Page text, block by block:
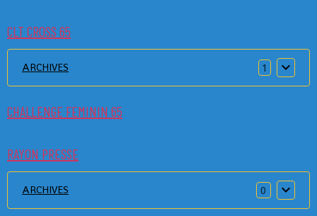
CLT CROSS 65
ARCHIVES 1
CHALLENGE FEMININ 65
RAYON PRESSE
ARCHIVES 0